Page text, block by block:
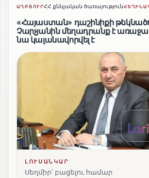
ԱՂԲՅՈՒՐՀՀ քննչական ծառայություն
«Հայաստան» դաշինիքի
Չարչյանին մեղադրանք է
նա կալանավորվել է
ԼՈՒՍԱՆԿԱՐ
Սեղմիր՝ բացելու համար